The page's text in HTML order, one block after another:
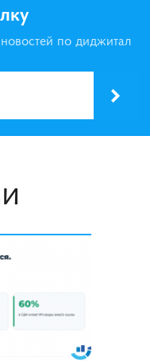
по диджитал